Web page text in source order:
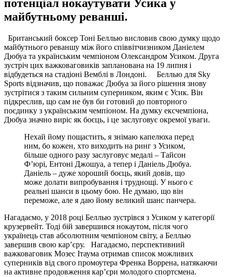
потенціал нокаутувати Усика у
майбутньому реванші.
Британський боксер Тоні Беллью висловив свою думку щодо
майбутнього реваншу між його співвітчизником Даніелем
Дюбуа та українським чемпіоном Олександром Усиком. Друга
зустріч цих важковаговиків запланована на 19 липня і
відбудеться на стадіоні Вемблі в Лондоні. Беллью для Sky
Sports відзначив, що поважає Дюбуа за його рішення знову
зустрітися з таким сильним суперником, яким є Усик. Він
підкреслив, що сам не був би готовий до повторного
поєдинку з українським чемпіоном. На думку ексчемпіона,
Дюбуа значно виріс як боєць, і це заслуговує окремої уваги.
Нехай йому пощастить, я знімаю капелюха перед
ним, бо кожен, хто виходить на ринг з Усиком,
більше одного разу заслуговує медалі – Тайсон
Ф’юрі, Ентоні Джошуа, а тепер і Даніель Дюбуа.
Даніель – дуже хороший боєць, який довів, що
може долати випробування і труднощі. У нього є
реальні шанси в цьому бою. Не думаю, що він
переможе, але я даю йому великий шанс панчера.
Нагадаємо, у 2018 році Беллью зустрівся з Усиком у категорії
крузервейт. Тоді бій завершився нокаутом, після чого
українець став абсолютним чемпіоном світу, а Беллью
завершив свою кар’єру. Нагадаємо, перспективний
важковаговик Мозес Ітаума отримав список можливих
суперників від свого промоутера Френка Воррена, натякаючи
на активне продовження кар’єри молодого спортсмена.